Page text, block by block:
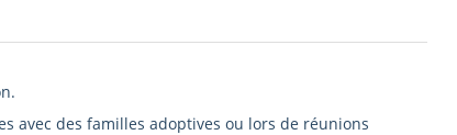
avec des familles adoptives ou lors de réunions